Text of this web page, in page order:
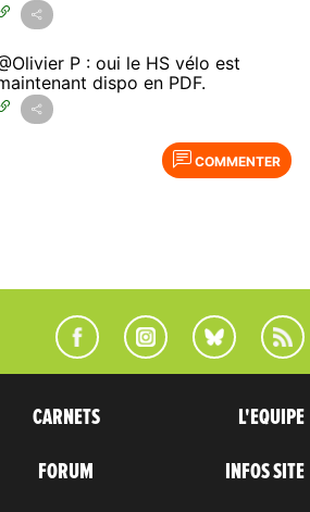
P : oui le HS vélo est
dispo en PDF.
COMMENTER
CARNETS
FORUM
L'EQUIPE
INFOS SITE